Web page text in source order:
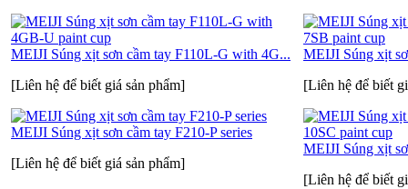
MEIJI Súng xịt sơn cầm tay F110L-G with 4G...
[Liên hệ để biết giá sản phẩm]
MEIJI Súng xịt
[Liên hệ để biết
MEIJI Súng xịt sơn cầm tay F210-P series
[Liên hệ để biết giá sản phẩm]
MEIJI Súng xịt
[Liên hệ để biết